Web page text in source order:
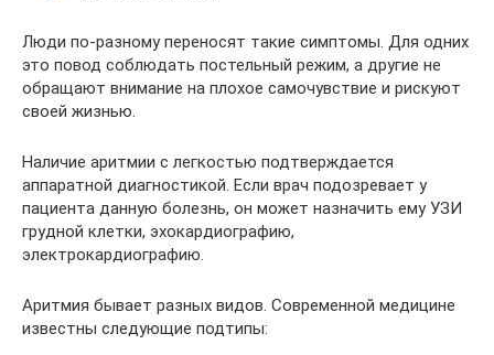
Люди по-разному переносят такие симптомы. Для одних
это повод соблюдать постельный режим, а другие не
обращают внимание на плохое самочувствие и рискуют
своей жизнью.
Наличие аритмии с легкостью подтверждается
аппаратной диагностикой. Если врач подозревает у
пациента данную болезнь, он может назначить ему УЗИ
грудной клетки, эхокардиографию,
электрокардиографию.
Аритмия бывает разных видов. Современной медицине
известны следующие подтипы: